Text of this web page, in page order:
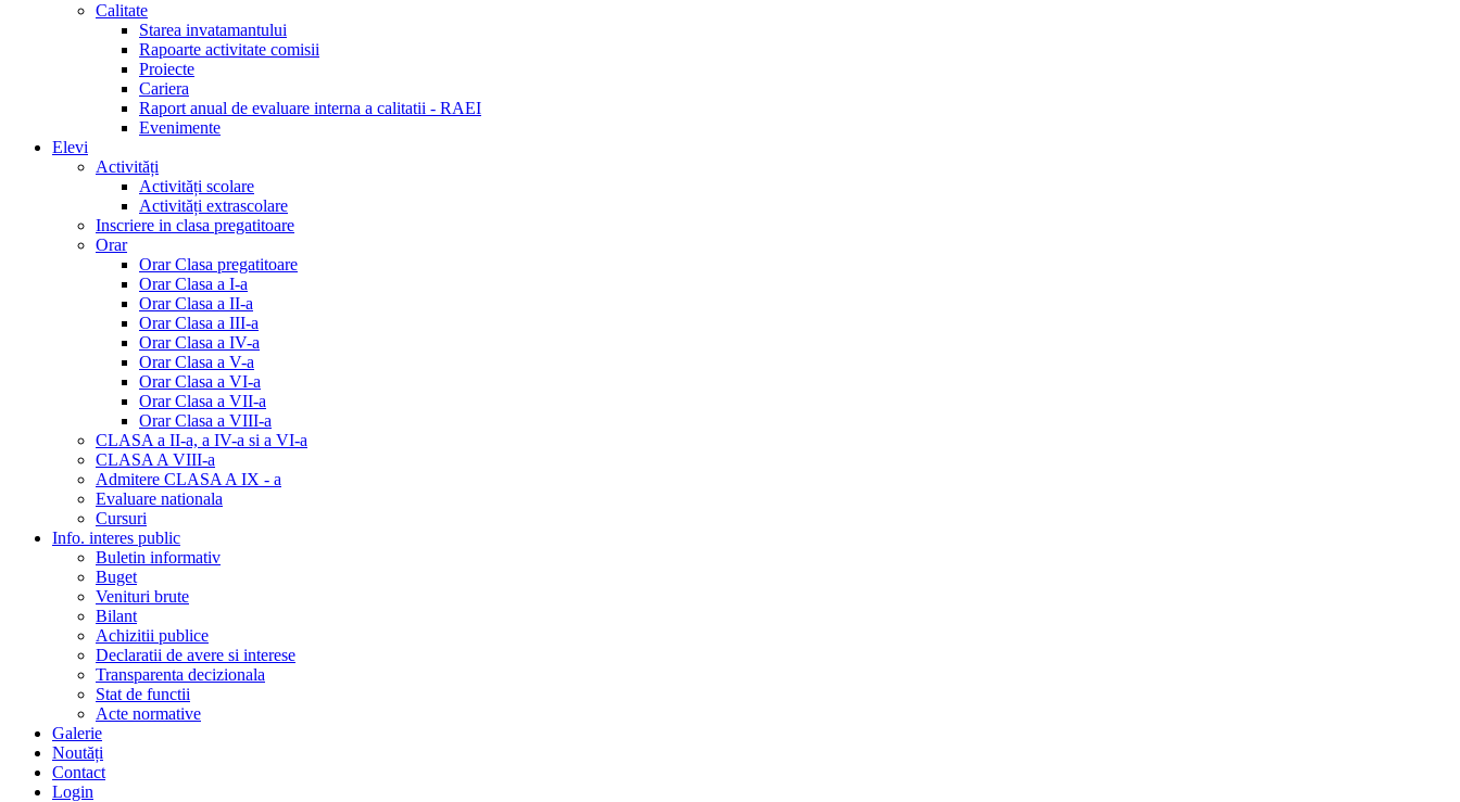
Calitate
Starea invatamantului
Rapoarte activitate comisii
Proiecte
Cariera
Raport anual de evaluare interna a calitatii - RAEI
Evenimente
Elevi
Activități
Activități scolare
Activități extrascolare
Inscriere in clasa pregatitoare
Orar
Orar Clasa pregatitoare
Orar Clasa a I-a
Orar Clasa a II-a
Orar Clasa a III-a
Orar Clasa a IV-a
Orar Clasa a V-a
Orar Clasa a VI-a
Orar Clasa a VII-a
Orar Clasa a VIII-a
CLASA a II-a, a IV-a si a VI-a
CLASA A VIII-a
Admitere CLASA A IX - a
Evaluare nationala
Cursuri
Info. interes public
Buletin informativ
Buget
Venituri brute
Bilant
Achizitii publice
Declaratii de avere si interese
Transparenta decizionala
Stat de functii
Acte normative
Galerie
Noutăți
Contact
Login